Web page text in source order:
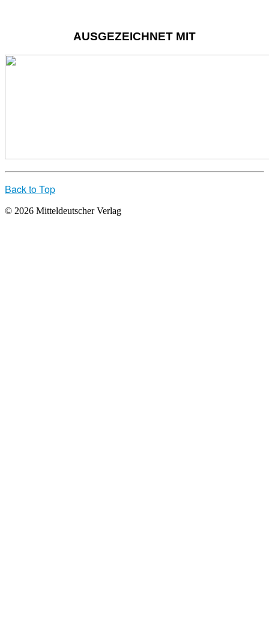
AUSGEZEICHNET MIT
Back to Top
© 2026 Mitteldeutscher Verlag